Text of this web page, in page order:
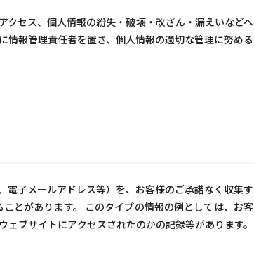
セス、個人情報の紛失・破壊・改ざん・漏えいなどへ
報管理責任者を置き、個人情報の適切な管理に努める
子メールアドレス等）を、お客様のご承諾なく収集す
とがあります。 このタイプの情報の例としては、お客
ブサイトにアクセスされたのかの記録等があります。